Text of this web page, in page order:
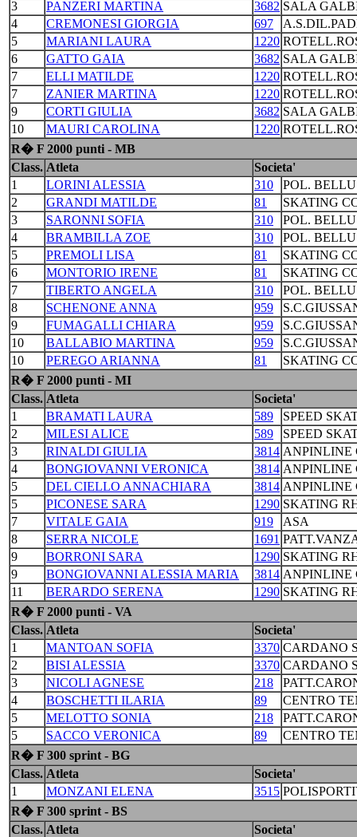
3
PANZERI MARTINA 3682 SALA
4
CREMONESI GIORGIA 697
5
MARIANI LAURA 1220
6
GATTO GAIA 3682 SALA
7
ELLI MATILDE 1220
7
ZANIER MARTINA 1220
9
CORTI GIULIA 3682 SALA
10
MAURI CAROLINA 1220
R� F 2000 punti - MB
Class. Atleta
Societa'
1
LORINI ALESSIA 310
POL.
2
GRANDI MATILDE 81
SKATING
3
SARONNI SOFIA 310
POL.
4
BRAMBILLA ZOE 310
POL.
5
PREMOLI LISA 81
SKATING
6
MONTORIO IRENE 81
SKATING
7
TIBERTO ANGELA 310
POL.
8
SCHENONE ANNA 959
9
FUMAGALLI CHIARA 959
10
BALLABIO MARTINA 959
10
PEREGO ARIANNA 81
SKATING
R� F 2000 punti - MI
Class. Atleta
Societa'
1
BRAMATI LAURA 589
SPEED
2
MILESI ALICE 589
SPEED
3
RINALDI GIULIA 3814 ANPINLINE
4
BONGIOVANNI VERONICA 3814 ANPINLINE
5
DEL CIELLO ANNACHIARA 3814 ANPINLINE
5
PICONESE SARA 1290 SKATING
7
VITALE GAIA 919
ASA
8
SERRA NICOLE 1691
9
BORRONI SARA 1290 SKATING
9
BONGIOVANNI ALESSIA MARIA 3814 ANPINLINE
11
BERARDO SERENA 1290 SKATING
R� F 2000 punti - VA
Class. Atleta
Societa'
1
MANTOAN SOFIA 3370 CARDANO
2
BISI ALESSIA 3370 CARDANO
3
NICOLI AGNESE 218
4
BOSCHETTI ILARIA 89
CENTRO
5
MELOTTO SONIA 218
5
SACCO VERONICA 89
CENTRO
R� F 300 sprint - BG
Class. Atleta
Societa'
1
MONZANI ELENA 3515
R� F 300 sprint - BS
Class. Atleta
Societa'